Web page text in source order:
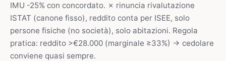
IMU -25% con concordato. ✗ rinuncia rivalutazione
ISTAT (canone fisso), reddito conta per ISEE, solo
persone fisiche (no società), solo abitazioni. Regola
pratica: reddito >€28.000 (marginale ≥33%) → cedolare
conviene quasi sempre.